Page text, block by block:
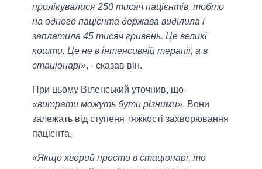
пролікувалися 250 тисяч пацієнтів, тобто
на одного пацієнта держава виділила і
заплатила 45 тисяч гривень. Це великі
кошти. Це не в інтенсивній терапії, а в
стаціонарі», - сказав він.
При цьому Віленський уточнив, що
«витрати можуть бути різними». Вони
залежать від ступеня тяжкості захворювання
пацієнта.
«Якщо хворий просто в стаціонарі, то